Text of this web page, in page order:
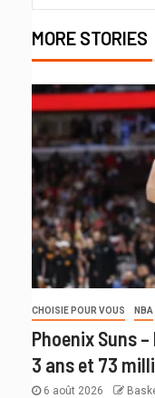
MORE STORIES
CHOISIE POUR VOUS NBA
Phoenix Suns
3 ans et 73
6 août 2026